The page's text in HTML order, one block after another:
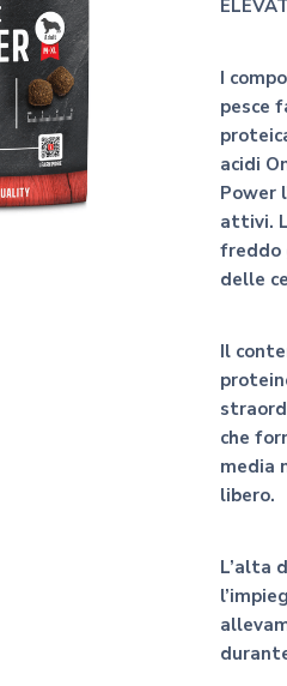
Gemma
I
pesce
acidi
Power
attivi.
freddo
delle
Il
che
media
libero.
L’alta